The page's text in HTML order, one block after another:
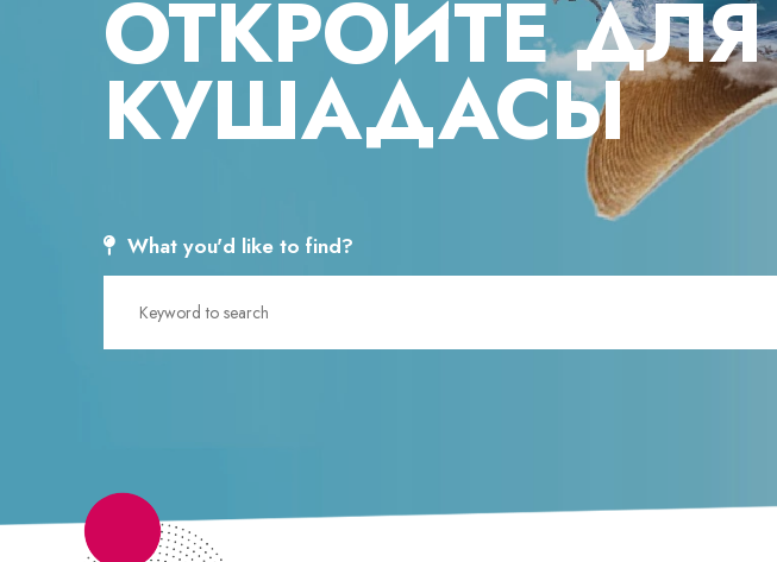
ОТКРОЙТЕ ДЛЯ
КУШАДАСЫ
What you'd like to find?
İlkan Pınar Gölcük
The Most Flavorful Aegean
For those who adore creatures,
Ayşe Özgür
Ayşe Özgür
Kusadasi New Year Party
Kusadasi Municipality
organizes a New Year's...
Yunus Emre Tekin
Kusadasi Becomes the